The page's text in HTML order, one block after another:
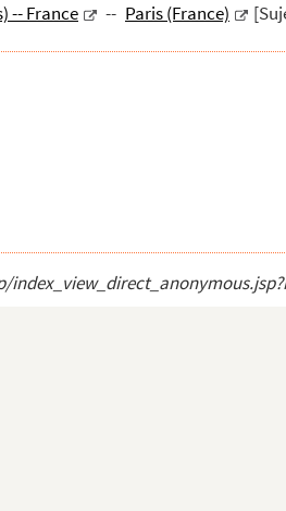
-- France -- Paris (France)